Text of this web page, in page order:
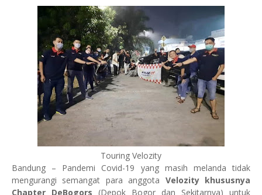
Touring Velozity
Bandung – Pandemi Covid-19 yang masih melanda tidak
mengurangi semangat para anggota Velozity khususnya
Chapter DeBogors (Depok Bogor dan Sekitarnya) untuk